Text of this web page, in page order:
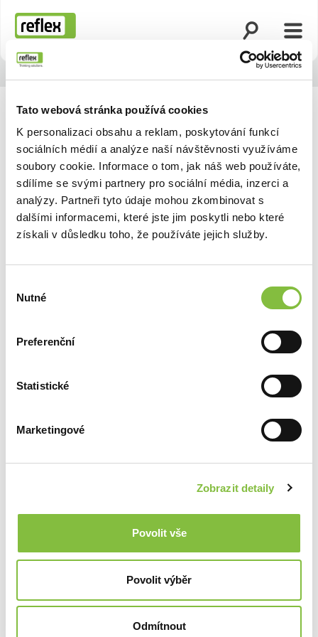
Tato webová stránka používá cookies
K personalizaci obsahu a reklam, poskytování funkcí
sociálních médií a analýze naší návštěvnosti využíváme
soubory cookie. Informace o tom, jak náš web používáte,
sdílíme se svými partnery pro sociální média, inzerci a
analýzy. Partneři tyto údaje mohou zkombinovat s
dalšími informacemi, které jste jim poskytli nebo které
získali v důsledku toho, že používáte jejich služby.
souhlasu
Nutné
Preferenční
Statistické
Marketingové
Zobrazit detaily
Povolit vše
Povolit výběr
Odmítnout
Domovská stránka
Otevřít